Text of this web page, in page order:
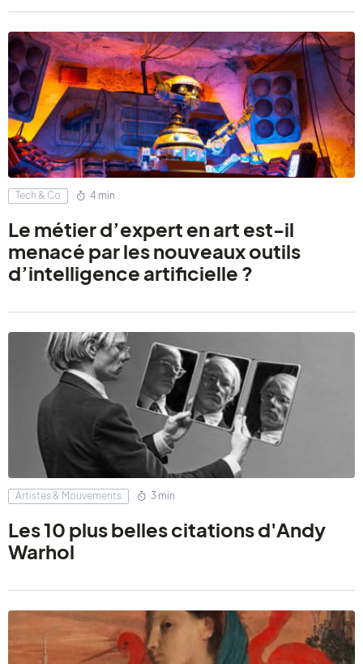
Tech & Co 4 min
Le métier d’expert en art est-il
menacé par les nouveaux outils
d’intelligence artificielle ?
Artistes & Mouvements 3 min
Les 10 plus belles citations d'Andy
Warhol